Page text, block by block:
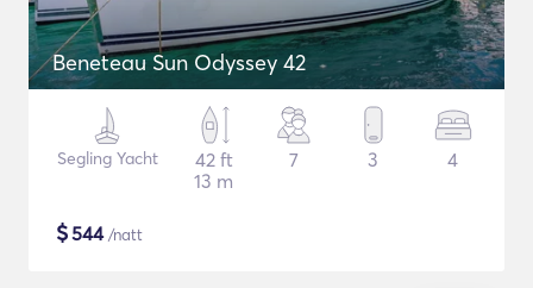
Beneteau Sun Odyssey 42
Segling Yacht
42 ft
13 m
7 3 4
$544/natt